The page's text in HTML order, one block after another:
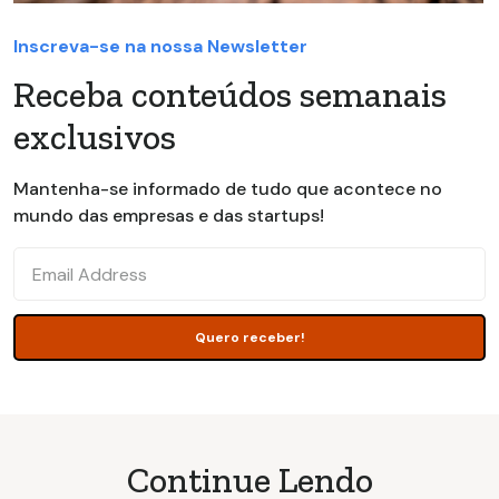
Inscreva-se na nossa Newsletter
Receba conteúdos semanais
exclusivos
Mantenha-se informado de tudo que acontece no
mundo das empresas e das startups!
Continue Lendo